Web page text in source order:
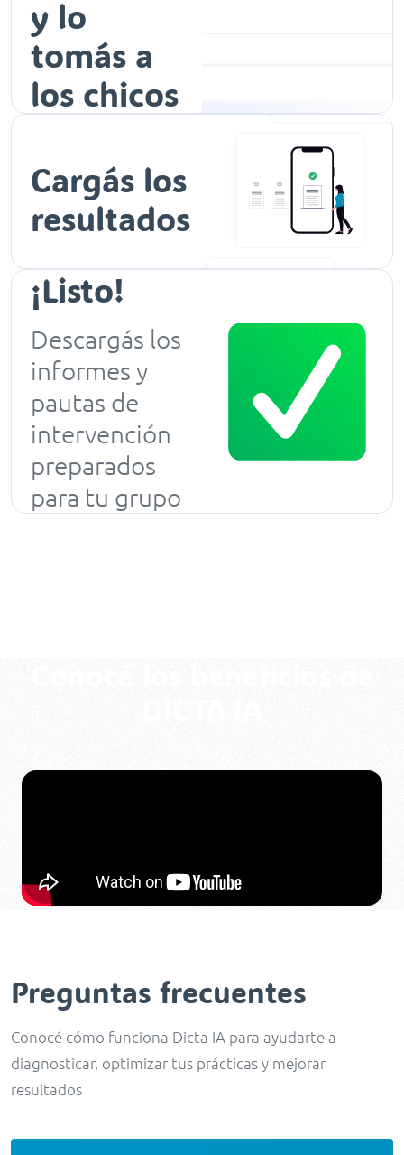
y lo
tomás a
los chicos
Cargás los
resultados
¡Listo!
Descargás los
informes y
pautas de
intervención
preparados
para tu grupo
Preguntas frecuentes
Conocé cómo funciona Dicta IA para ayudarte a
diagnosticar, optimizar tus prácticas y mejorar
resultados